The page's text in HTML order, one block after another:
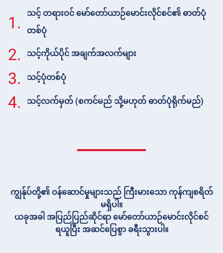
1.
သင့် တရားဝင် မော်တော်ယာဉ်မောင်းလိုင်စင်၏ ဓာတ်ပုံ
တစ်ပုံ
2. သင့်ကိုယ်ပိုင် အချက်အလက်များ
3. သင့်ပုံတစ်ပုံ
4. သင့်လက်မှတ် (စကင်မည် သို့မဟုတ် ဓာတ်ပုံရိုက်မည်)
ကျွန်ုပ်တို့၏ ဝန်ဆောင်မှုများသည် ကြီးမားသော ကုန်ကျစရိတ်
မရှိပါ။
ယခုအခါ အပြည်ပြည်ဆိုင်ရာ မော်တော်ယာဉ်မောင်းလိုင်စင်
ရယူပြီး အဆင်ပြေစွာ ခရီးသွားပါ။